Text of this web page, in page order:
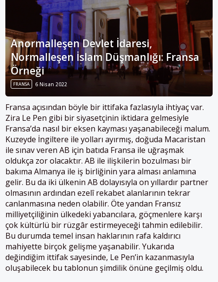
Anormalleşen Devlet İdaresi,
Normalleşen İslam Düşmanlığı: Fransa
Örneği
FRANSA 6 Nisan 2022
Fransa açısından böyle bir ittifaka fazlasıyla ihtiyaç var.
Zira Le Pen gibi bir siyasetçinin iktidara gelmesiyle
Fransa’da nasıl bir eksen kayması yaşanabileceği malum.
Kuzeyde İngiltere ile yolları ayırmış, doğuda Macaristan
ile sınav veren AB için batıda Fransa ile uğraşmak
oldukça zor olacaktır. AB ile ilişkilerin bozulması bir
bakıma Almanya ile iş birliğinin yara alması anlamına
gelir. Bu da iki ülkenin AB dolayısıyla on yıllardır partner
olmasının ardından ezelî rekabet alanlarının tekrar
canlanmasına neden olabilir. Öte yandan Fransız
milliyetçiliğinin ülkedeki yabancılara, göçmenlere karşı
çok kültürlü bir rüzgâr estirmeyeceği tahmin edilebilir.
Bu durumda temel insan haklarının rafa kaldırıcı
mahiyette birçok gelişme yaşanabilir. Yukarıda
değindiğim ittifak sayesinde, Le Pen’in kazanmasıyla
oluşabilecek bu tablonun şimdilik önüne geçilmiş oldu.